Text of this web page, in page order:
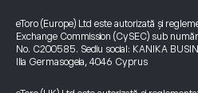
eToro (Europe) Ltd este autorizată și
Exchange Commission (CySEC) sub
No. C200585. Sediu social: KANIKA
Ilia Germasogeia, 4046 Cyprus